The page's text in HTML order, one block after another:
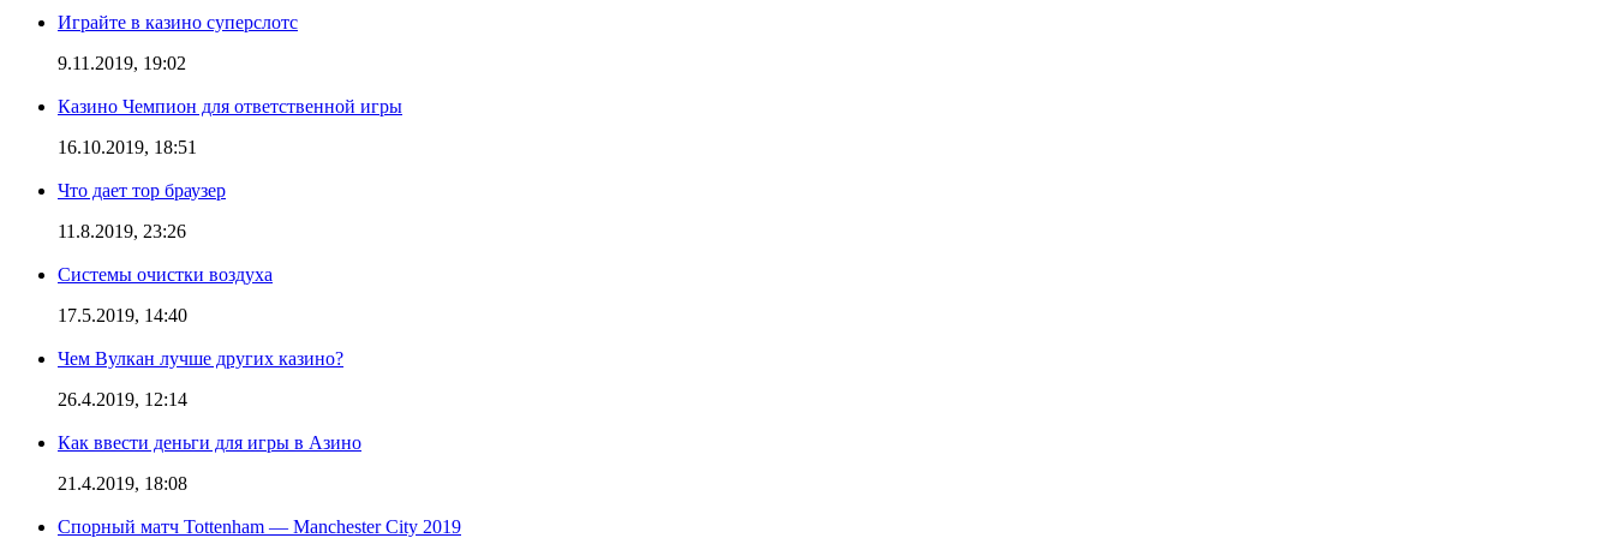
Играйте в казино суперслотс
9.11.2019, 19:02
Казино Чемпион для ответственной игры
16.10.2019, 18:51
Что дает тор браузер
11.8.2019, 23:26
Системы очистки воздуха
17.5.2019, 14:40
Чем Вулкан лучше других казино?
26.4.2019, 12:14
Как ввести деньги для игры в Азино
21.4.2019, 18:08
Спорный матч Tottenham — Manchester City 2019